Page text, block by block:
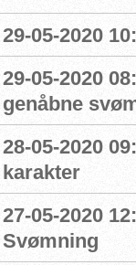
29-05-2020
29-05-2020
genåbne
28-05-2020
karakter
27-05-2020
Svømning